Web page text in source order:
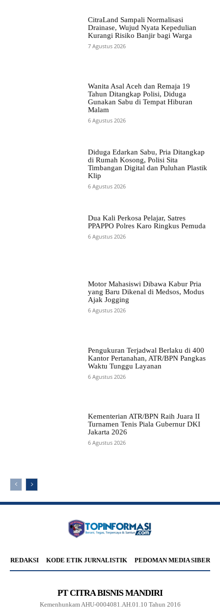
CitraLand Sampali Normalisasi
Drainase, Wujud Nyata Kepedulian
Kurangi Risiko Banjir bagi Warga
7 Agustus 2026
Wanita Asal Aceh dan Remaja 19
Tahun Ditangkap Polisi, Diduga
Gunakan Sabu di Tempat Hiburan
Malam
6 Agustus 2026
Diduga Edarkan Sabu, Pria Ditangkap
di Rumah Kosong, Polisi Sita
Timbangan Digital dan Puluhan Plastik
Klip
6 Agustus 2026
Dua Kali Perkosa Pelajar, Satres
PPAPPO Polres Karo Ringkus Pemuda
6 Agustus 2026
Motor Mahasiswi Dibawa Kabur Pria
yang Baru Dikenal di Medsos, Modus
Ajak Jogging
6 Agustus 2026
Pengukuran Terjadwal Berlaku di 400
Kantor Pertanahan, ATR/BPN Pangkas
Waktu Tunggu Layanan
6 Agustus 2026
Kementerian ATR/BPN Raih Juara II
Turnamen Tenis Piala Gubernur DKI
Jakarta 2026
6 Agustus 2026
REDAKSI KODE ETIK JURNALISTIK PEDOMAN MEDIA SIBER
PT CITRA BISNIS MANDIRI
Kemenhunkam AHU-0004081.AH.01.10 Tahun 2016